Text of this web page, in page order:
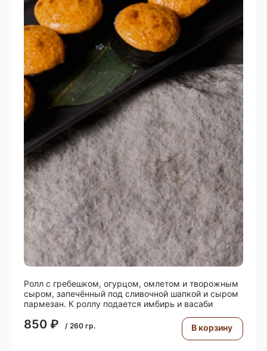
Ролл с гребешком, огурцом, омлетом и творожным
сыром, запечённый под сливочной шапкой и сыром
пармезан. К роллу подается имбирь и васаби
850 ₽ / 260 гр. В корзину